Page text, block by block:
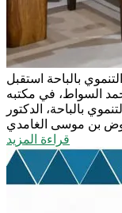
بالباحة استقبل
السواط، في مكتبه
بالباحة، الدكتور
قراءة المزيد